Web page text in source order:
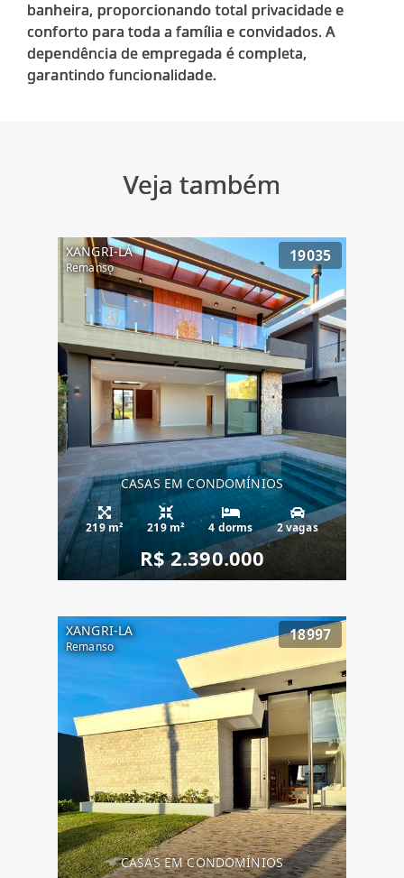
banheira, proporcionando total privacidade e
conforto para toda a família e convidados. A
dependência de empregada é completa,
garantindo funcionalidade.
Veja também
XANGRI-LÁ
Remanso
19035
CASAS EM CONDOMÍNIOS
219 m² 219 m² 4 dorms 2 vagas
R$ 2.390.000
XANGRI-LA
Remanso
18997
CASAS EM CONDOMÍNIOS